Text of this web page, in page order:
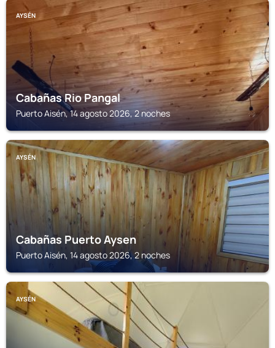
AYSÉN
Cabañas Rio Pangal
Puerto Aisén, 14 agosto 2026, 2 noches
AYSÉN
Cabañas Puerto Aysen
Puerto Aisén, 14 agosto 2026, 2 noches
AYSÉN